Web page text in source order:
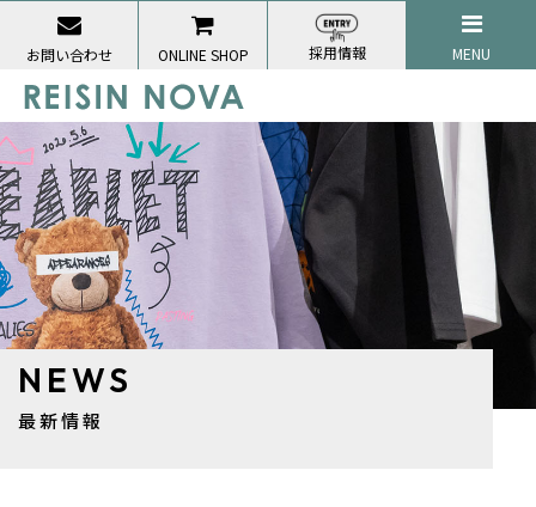
NEWS
最新情報
お問い合わせ ONLINE SHOP 採用情報 MENU